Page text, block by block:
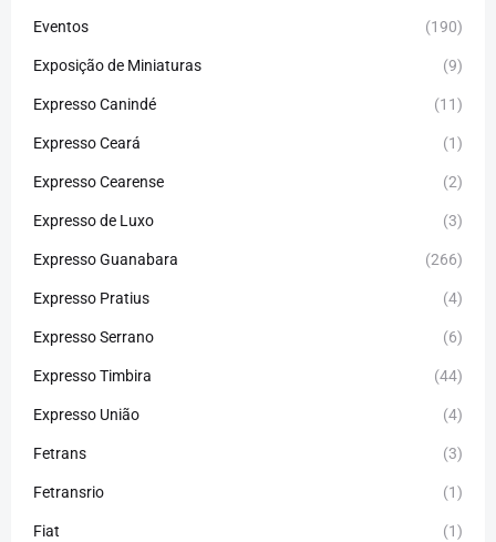
Eventos (190)
Exposição de Miniaturas (9)
Expresso Canindé (11)
Expresso Ceará (1)
Expresso Cearense (2)
Expresso de Luxo (3)
Expresso Guanabara (266)
Expresso Pratius (4)
Expresso Serrano (6)
Expresso Timbira (44)
Expresso União (4)
Fetrans (3)
Fetransrio (1)
Fiat (1)